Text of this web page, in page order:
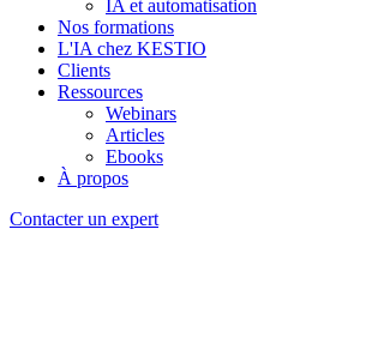
IA et automatisation
Nos formations
L'IA chez KESTIO
Clients
Ressources
Webinars
Articles
Ebooks
À propos
Contacter un expert